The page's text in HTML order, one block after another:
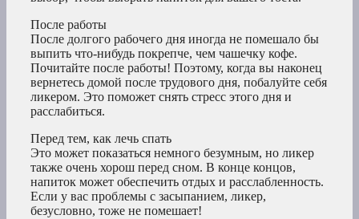
После работы
После долгого рабочего дня иногда не помешало бы
выпить что-нибудь покрепче, чем чашечку кофе.
Почитайте после работы! Поэтому, когда вы наконец
вернетесь домой после трудового дня, побалуйте себя
ликером. Это поможет снять стресс этого дня и
расслабиться.
Перед тем, как лечь спать
Это может показаться немного безумным, но ликер
также очень хорош перед сном. В конце концов,
напиток может обеспечить отдых и расслабленность.
Если у вас проблемы с засыпанием, ликер,
безусловно, тоже не помешает!